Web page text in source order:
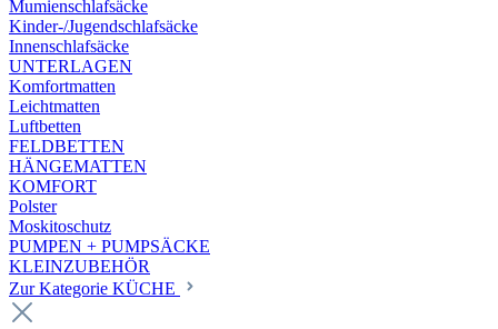
Mumienschlafsäcke
Kinder-/Jugendschlafsäcke
Innenschlafsäcke
UNTERLAGEN
Komfortmatten
Leichtmatten
Luftbetten
FELDBETTEN
HÄNGEMATTEN
KOMFORT
Polster
Moskitoschutz
PUMPEN + PUMPSÄCKE
KLEINZUBEHÖR
Zur Kategorie KÜCHE